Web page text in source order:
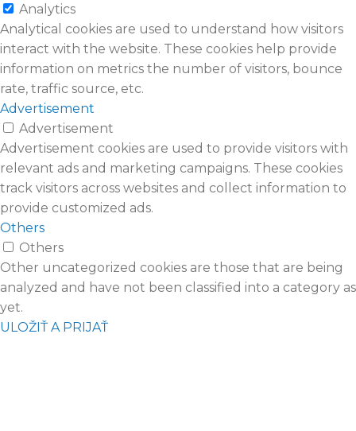
Analytics
Analytical cookies are used to understand how visitors
interact with the website. These cookies help provide
information on metrics the number of visitors, bounce
rate, traffic source, etc.
Advertisement
Advertisement
Advertisement cookies are used to provide visitors with
relevant ads and marketing campaigns. These cookies
track visitors across websites and collect information to
provide customized ads.
Others
Others
Other uncategorized cookies are those that are being
analyzed and have not been classified into a category as
yet.
ULOŽIŤ A PRIJAŤ